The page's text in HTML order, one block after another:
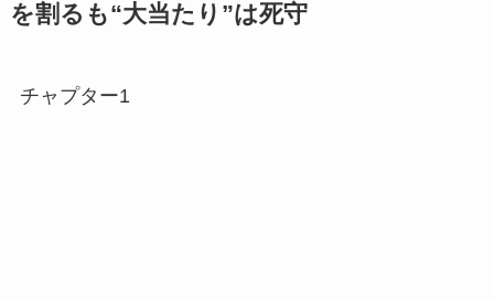
を割るも“大当たり”は死守
チャプター1